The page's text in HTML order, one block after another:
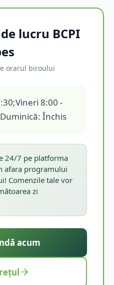
lucru BCPI
orarul biroului
8:00 -
Închis
24/7 pe platforma
afara programului
Comenzile tale vor
zi
acum